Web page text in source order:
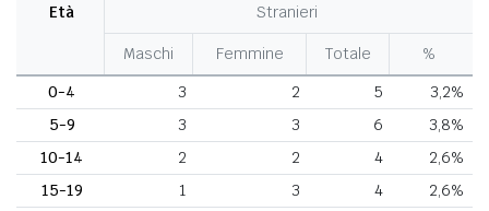
Età Stranieri
Maschi Femmine Totale
%
0-4
3 2 5
3,2%
5-9
3 3 6
3,8%
10-14
2 2 4
2,6%
15-19
1 3 4
2,6%